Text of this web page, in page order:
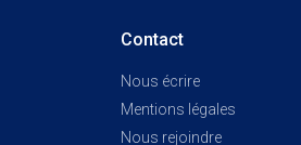
Contact
Nous écrire
Mentions légales
Nous rejoindre